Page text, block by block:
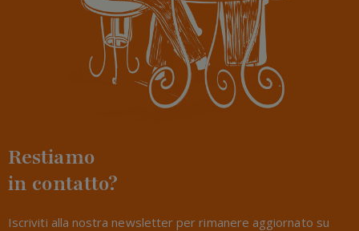
Restiamo
in contatto?
Iscriviti alla nostra newsletter per rimanere aggiornato su